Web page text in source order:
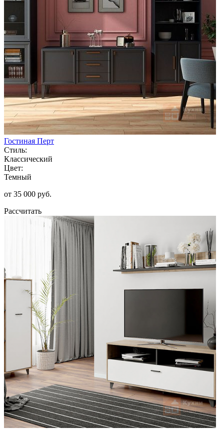
Гостиная Перт
Стиль:
Классический
Цвет:
Темный
от 35 000 руб.
Рассчитать